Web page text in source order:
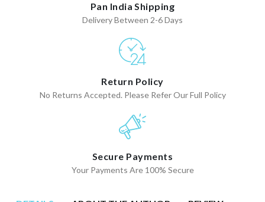
Pan India Shipping
Delivery Between 2-6 Days
Return Policy
No Returns Accepted. Please Refer Our Full Policy
Secure Payments
Your Payments Are 100% Secure